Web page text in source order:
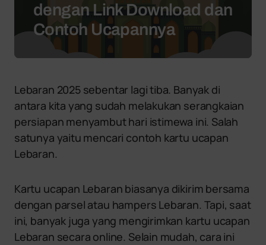
dengan Link Download dan
Contoh Ucapannya
Lebaran 2025 sebentar lagi tiba. Banyak di
antara kita yang sudah melakukan serangkaian
persiapan menyambut hari istimewa ini. Salah
satunya yaitu mencari contoh kartu ucapan
Lebaran.
Kartu ucapan Lebaran biasanya dikirim bersama
dengan parsel atau hampers Lebaran. Tapi, saat
ini, banyak juga yang mengirimkan kartu ucapan
Lebaran secara online. Selain mudah, cara ini